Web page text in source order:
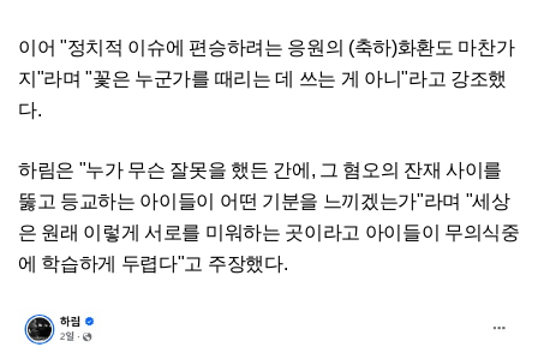
이어 "정치적 이슈에 편승하려는 응원의 (축하)화환도 마찬가
지"라며 "꽃은 누군가를 때리는 데 쓰는 게 아니"라고 강조했
다.
하림은 "누가 무슨 잘못을 했든 간에, 그 혐오의 잔재 사이를
뚫고 등교하는 아이들이 어떤 기분을 느끼겠는가"라며 "세상
은 원래 이렇게 서로를 미워하는 곳이라고 아이들이 무의식중
에 학습하게 두렵다"고 주장했다.